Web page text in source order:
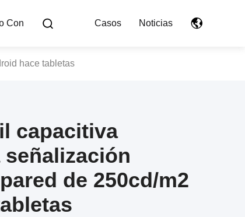
Con Casos Noticias
hace tabletas
capacitiva
de 250cd/m2